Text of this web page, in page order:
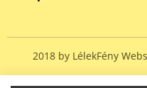
2018 by LélekFény